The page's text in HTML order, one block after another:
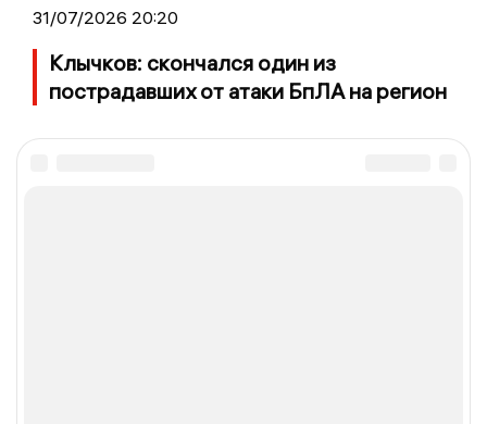
31/07/2026 20:20
Клычков: скончался один из
пострадавших от атаки БпЛА на регион